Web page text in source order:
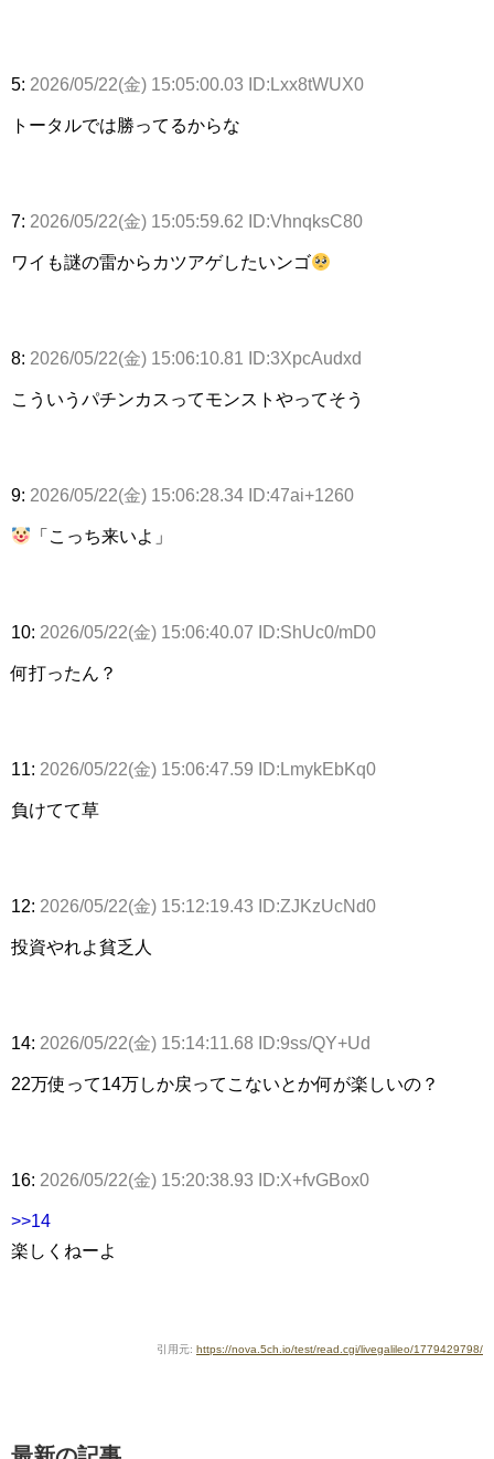
5: 2026/05/22(金) 15:05:00.03 ID:Lxx8tWUX0
トータルでは勝ってるからな
7: 2026/05/22(金) 15:05:59.62 ID:VhnqksC80
ワイも謎の雷からカツアゲしたいンゴ
8: 2026/05/22(金) 15:06:10.81 ID:3XpcAudxd
こういうパチンカスってモンストやってそう
9: 2026/05/22(金) 15:06:28.34 ID:47ai+1260
「こっち来いよ」
10: 2026/05/22(金) 15:06:40.07 ID:ShUc0/mD0
何打ったん？
11: 2026/05/22(金) 15:06:47.59 ID:LmykEbKq0
負けてて草
12: 2026/05/22(金) 15:12:19.43 ID:ZJKzUcNd0
投資やれよ貧乏人
14: 2026/05/22(金) 15:14:11.68 ID:9ss/QY+Ud
22万使って14万しか戻ってこないとか何が楽しいの？
16: 2026/05/22(金) 15:20:38.93 ID:X+fvGBox0
>>14
楽しくねーよ
引用元: https://nova.5ch.io/test/read.cgi/livegalileo/1779429798/